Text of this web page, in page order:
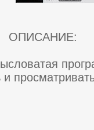
ОПИСАНИЕ: